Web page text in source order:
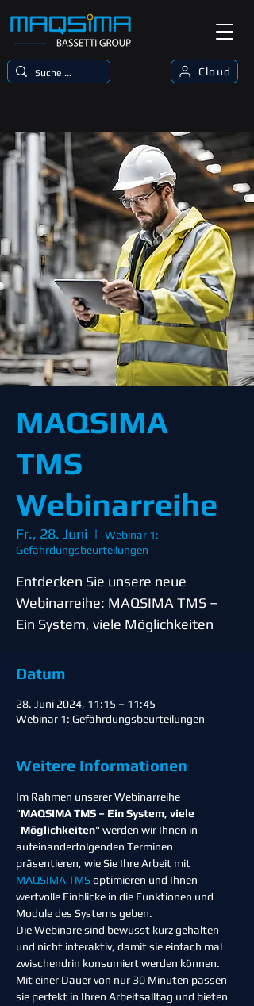
Cloud
MAQSIMA
TMS
Webinarreihe
Fr., 28. Juni
  |
Webinar 1:
Gefährdungsbeurteilungen
Entdecken Sie unsere neue
Webinarreihe: MAQSIMA TMS –
Ein System, viele Möglichkeiten
Datum
28. Juni 2024, 11:15 – 11:45
Webinar 1: Gefährdungsbeurteilungen
Weitere Informationen
Im Rahmen unserer Webinarreihe
"MAQSIMA TMS – Ein System, viele
Möglichkeiten" werden wir Ihnen in
aufeinanderfolgenden Terminen
präsentieren, wie Sie Ihre Arbeit mit
MAQSIMA TMS optimieren und Ihnen
wertvolle Einblicke in die Funktionen und
Module des Systems geben.
Die Webinare sind bewusst kurz gehalten
und nicht interaktiv, damit sie einfach mal
zwischendrin konsumiert werden können.
Mit einer Dauer von nur 30 Minuten passen
sie perfekt in Ihren Arbeitsalltag und bieten